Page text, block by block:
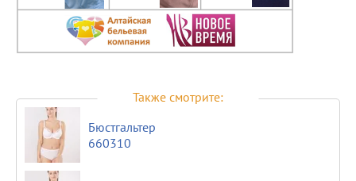
Также смотрите:
Бюстгальтер
660310